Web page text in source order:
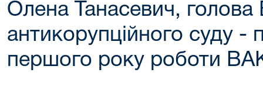
Олена Танасевич,
антикорупційного суду -
першого року роботи